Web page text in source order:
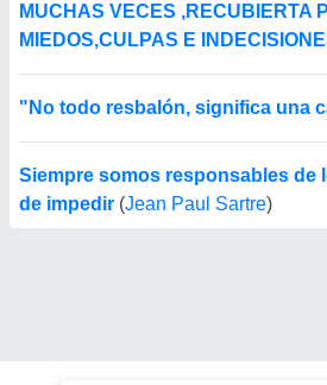
MUCHAS VECES ,RECUBIERTA
MIEDOS,CULPAS E
"No todo resbalón, significa una
Siempre somos responsables de
de impedir (Jean Paul Sartre)